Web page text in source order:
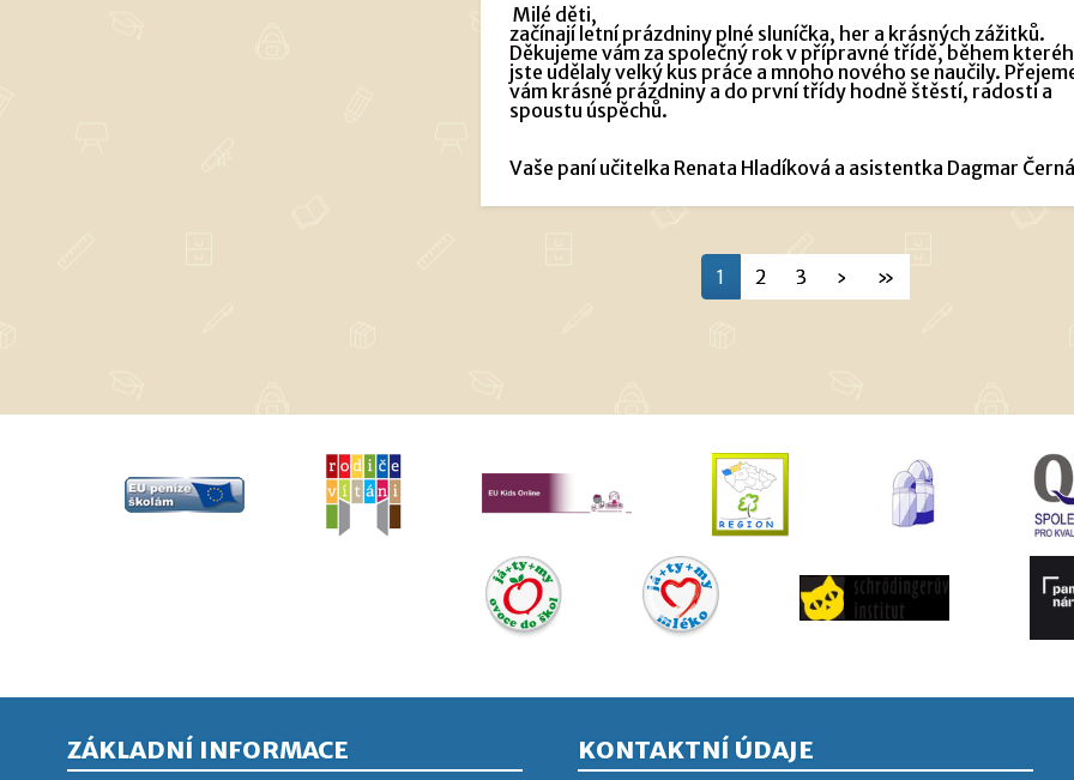
Milé děti,
začínají letní prázdniny plné sluníčka, her a krásných zážitků.
Děkujeme vám za společný rok v přípravné třídě, během
jste udělaly velký kus práce a mnoho nového se naučily.
vám krásné prázdniny a do první třídy hodně štěstí, radosti a
spoustu úspěchů.
Vaše paní učitelka Renata Hladíková a asistentka Dagmar
1 2 3 › »
ZÁKLADNÍ INFORMACE KONTAKTNÍ ÚDAJE